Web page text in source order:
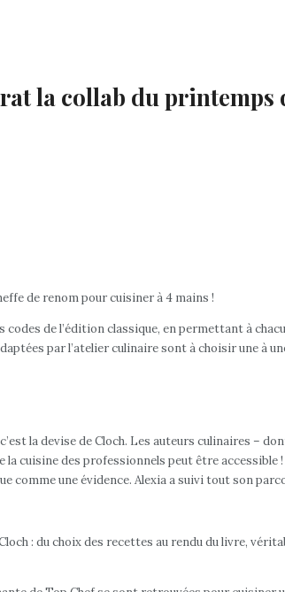
la collab du printemps
de renom pour cuisiner à 4 mains !
codes de l’édition classique, en permettant à
par l’atelier culinaire sont à choisir une à
la devise de Cloch. Les auteurs culinaires
cuisine des professionnels peut être accessible
une évidence. Alexia a suivi tout son
: du choix des recettes au rendu du livre,